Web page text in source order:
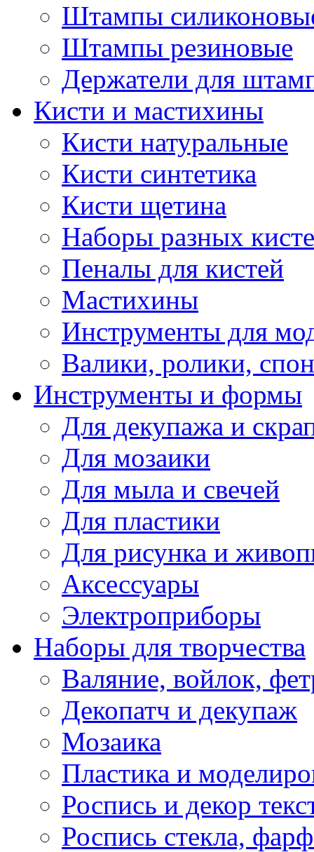
Штампы
Штампы резиновые
Держатели для
Кисти и мастихины
Кисти натуральные
Кисти синтетика
Кисти щетина
Наборы разных
Пеналы для кистей
Мастихины
Инструменты для
Валики, ролики,
Инструменты и формы
Для декупажа и
Для мозаики
Для мыла и свечей
Для пластики
Для рисунка и
Аксессуары
Электроприборы
Наборы для творчества
Валяние, войлок,
Декопатч и декупаж
Мозаика
Пластика и
Роспись и декор
Роспись стекла,